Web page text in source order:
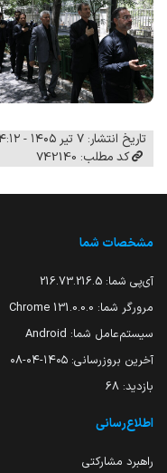
تاریخ انتشار: ۷ تیر ۱۴۰۵ - ۱۴:۱۲
کد مطلب: 742140
مشخصات شما
آی‌پی شما: 216.73.216.5
مرورگر شما: 131.0.0.0 Chrome
سیستم‌عامل شما: Android
آخرین بروزرسانی: ۱۴۰۵-۰۴-۰۸
بازدید: 68
اطلاع‌رسانی
راهبرد مشارکتی